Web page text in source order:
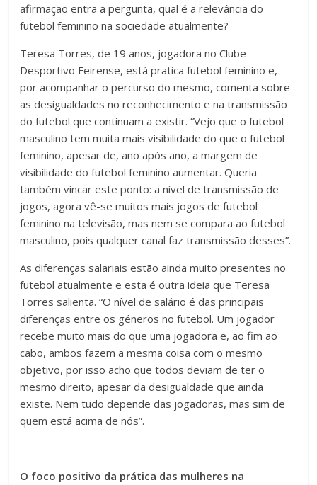
afirmação entra a pergunta, qual é a relevância do
futebol feminino na sociedade atualmente?
Teresa Torres, de 19 anos, jogadora no Clube
Desportivo Feirense, está pratica futebol feminino e,
por acompanhar o percurso do mesmo, comenta sobre
as desigualdades no reconhecimento e na transmissão
do futebol que continuam a existir. “Vejo que o futebol
masculino tem muita mais visibilidade do que o futebol
feminino, apesar de, ano após ano, a margem de
visibilidade do futebol feminino aumentar. Queria
também vincar este ponto: a nível de transmissão de
jogos, agora vê-se muitos mais jogos de futebol
feminino na televisão, mas nem se compara ao futebol
masculino, pois qualquer canal faz transmissão desses”.
As diferenças salariais estão ainda muito presentes no
futebol atualmente e esta é outra ideia que Teresa
Torres salienta. “O nível de salário é das principais
diferenças entre os géneros no futebol. Um jogador
recebe muito mais do que uma jogadora e, ao fim ao
cabo, ambos fazem a mesma coisa com o mesmo
objetivo, por isso acho que todos deviam de ter o
mesmo direito, apesar da desigualdade que ainda
existe. Nem tudo depende das jogadoras, mas sim de
quem está acima de nós”.
O foco positivo da prática das mulheres na